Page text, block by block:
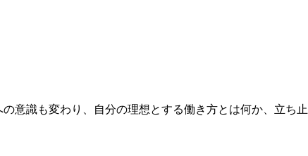
意識も変わり、自分の理想とする働き方とは何か、立ち止